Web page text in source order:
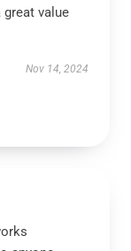
value
Nov 14, 2024